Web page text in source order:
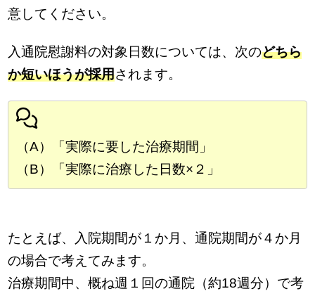
意してください。
入通院慰謝料の対象日数については、次のどちら
か短いほうが採用されます。
（A）「実際に要した治療期間」
（B）「実際に治療した日数×２」
たとえば、入院期間が１か月、通院期間が４か月
の場合で考えてみます。
治療期間中、概ね週１回の通院（約18週分）で考